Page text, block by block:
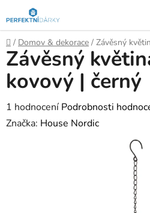
na
obsah
Domů
/ Domov & dekorace / Závěsný
Závěsný
kovový | černý
Průměrné
hodnocení
1 hodnocení Podrobnosti
Značka: House Nordic